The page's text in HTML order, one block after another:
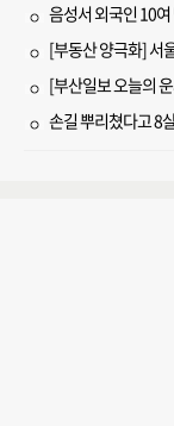
음성서 외국인 10
[부동산 양극화] 서
[부산일보 오늘의
손길 뿌리쳤다고 8